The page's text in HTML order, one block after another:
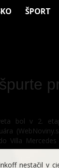
ŠPORT
bol v 2.
Villa
nestačil v